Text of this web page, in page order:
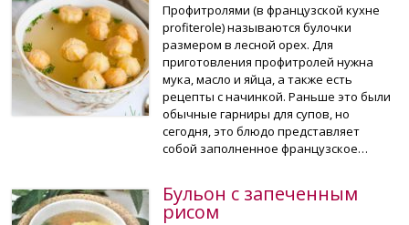
Профитролями (в французской кухне
profiterole) называются булочки
размером в лесной орех. Для
приготовления профитролей нужна
мука, масло и яйца, а также есть
рецепты с начинкой. Раньше это были
обычные гарниры для супов, но
сегодня, это блюдо представляет
собой заполненное французское…
Бульон с запеченным
рисом